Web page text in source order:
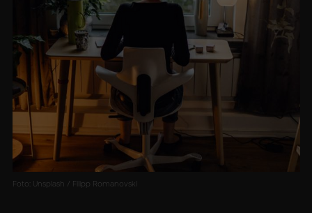
Foto: Unsplash / Filipp Romanovski